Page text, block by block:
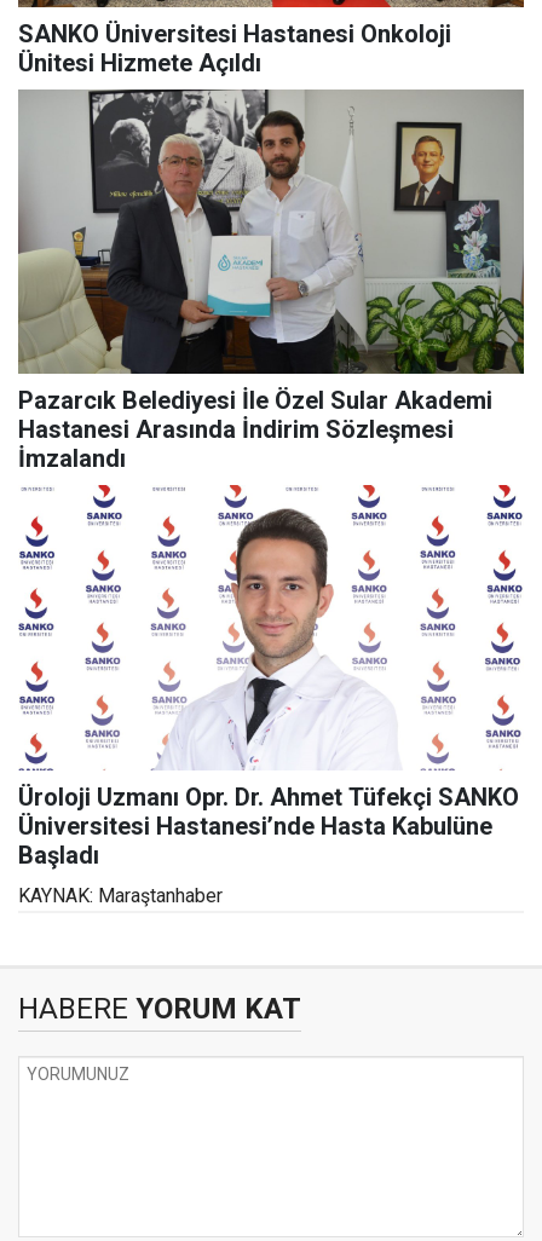
SANKO Üniversitesi Hastanesi Onkoloji
Ünitesi Hizmete Açıldı
Pazarcık Belediyesi İle Özel Sular Akademi
Hastanesi Arasında İndirim Sözleşmesi
İmzalandı
Üroloji Uzmanı Opr. Dr. Ahmet Tüfekçi SANKO
Üniversitesi Hastanesi’nde Hasta Kabulüne
Başladı
KAYNAK: Maraştanhaber
HABERE YORUM KAT